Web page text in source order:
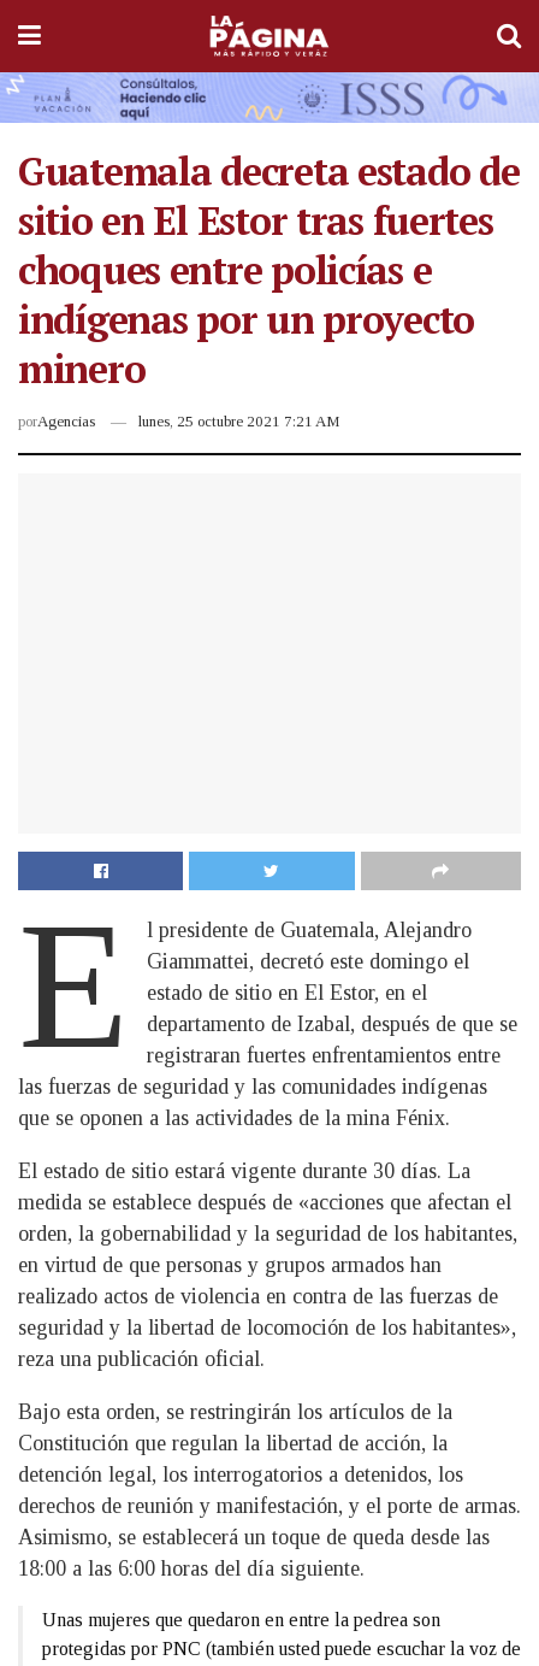
Guatemala decreta estado de
sitio en El Estor tras fuertes
choques entre policías e
indígenas por un proyecto
minero
porAgencias lunes, 25 octubre 2021 7:21 AM
E
l presidente de Guatemala, Alejandro
Giammattei, decretó este domingo el
estado de sitio en El Estor, en el
departamento de Izabal, después de que se
registraran fuertes enfrentamientos entre
las fuerzas de seguridad y las comunidades indígenas
que se oponen a las actividades de la mina Fénix.
El estado de sitio estará vigente durante 30 días. La
medida se establece después de «acciones que afectan el
orden, la gobernabilidad y la seguridad de los habitantes,
en virtud de que personas y grupos armados han
realizado actos de violencia en contra de las fuerzas de
seguridad y la libertad de locomoción de los habitantes»,
reza una publicación oficial.
Bajo esta orden, se restringirán los artículos de la
Constitución que regulan la libertad de acción, la
detención legal, los interrogatorios a detenidos, los
derechos de reunión y manifestación, y el porte de armas.
Asimismo, se establecerá un toque de queda desde las
18:00 a las 6:00 horas del día siguiente.
Unas mujeres que quedaron en entre la pedrea son
protegidas por PNC (también usted puede escuchar la voz de